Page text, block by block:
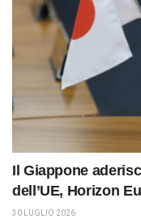
Il Giappone
dell’UE, Horizon
30 LUGLIO 2026